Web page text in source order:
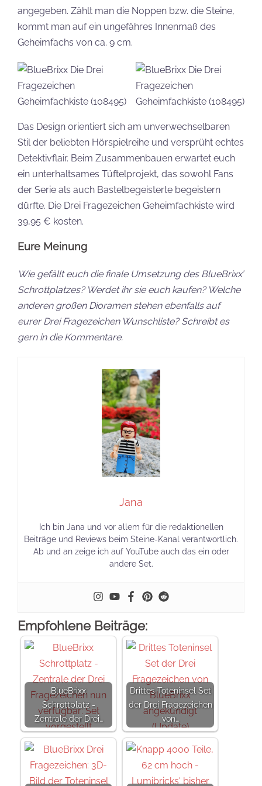
angegeben. Zählt man die Noppen bzw. die Steine,
kommt man auf ein ungefähres Innenmaß des
Geheimfachs von ca. 9 cm.
Das Design orientiert sich am unverwechselbaren
Stil der beliebten Hörspielreihe und versprüht echtes
Detektivflair. Beim Zusammenbauen erwartet euch
ein unterhaltsames Tüftelprojekt, das sowohl Fans
der Serie als auch Bastelbegeisterte begeistern
dürfte. Die Drei Fragezeichen Geheimfachkiste wird
39,95 € kosten.
Eure Meinung
Wie gefällt euch die finale Umsetzung des BlueBrixx’
Schrottplatzes? Werdet ihr sie euch kaufen? Welche
anderen großen Dioramen stehen ebenfalls auf
eurer Drei Fragezeichen Wunschliste? Schreibt es
gern in die Kommentare.
Jana
Ich bin Jana und vor allem für die redaktionellen
Beiträge und Reviews beim Steine-Kanal verantwortlich.
Ab und an zeige ich auf YouTube auch das ein oder
andere Set.
Empfohlene Beiträge:
BlueBrixx
Schrottplatz -
Zentrale der Drei…
Drittes Toteninsel Set
der Drei Fragezeichen
von…